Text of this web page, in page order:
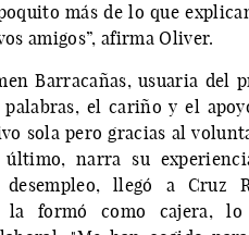
más de lo que
amigos”, afirma Oliver.
Barracañas, usuaria del
palabras, el cariño y el
sola pero gracias al
narra su
desempleo, llegó a Cruz
la formó como cajera,